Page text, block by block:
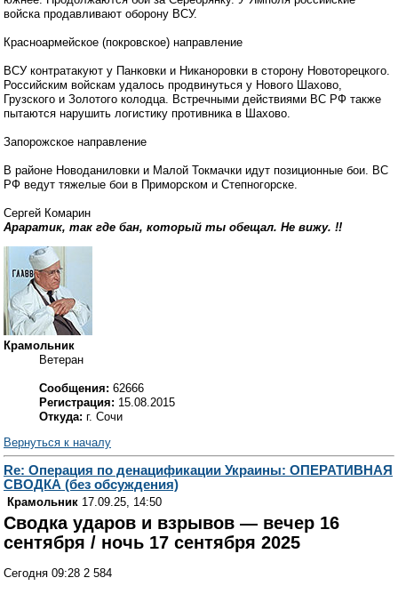
войска продавливают оборону ВСУ.
Красноармейское (покровское) направление
ВСУ контратакуют у Панковки и Никаноровки в сторону Новоторецкого.
Российским войскам удалось продвинуться у Нового Шахово,
Грузского и Золотого колодца. Встречными действиями ВС РФ также
пытаются нарушить логистику противника в Шахово.
Запорожское направление
В районе Новоданиловки и Малой Токмачки идут позиционные бои. ВС
РФ ведут тяжелые бои в Приморском и Степногорске.
Сергей Комарин
Араратик, так где бан, который ты обещал. Не вижу. !!
Крамольник
Ветеран
Сообщения: 62666
Регистрация: 15.08.2015
Откуда: г. Сочи
Вернуться к началу
Re: Операция по денацификации Украины: ОПЕРАТИВНАЯ
СВОДКА (без обсуждения)
Крамольник 17.09.25, 14:50
Сводка ударов и взрывов — вечер 16
сентября / ночь 17 сентября 2025
Сегодня 09:28 2 584